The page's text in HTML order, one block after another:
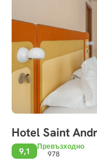
Hotel Saint
9,1
Превъзходно
978